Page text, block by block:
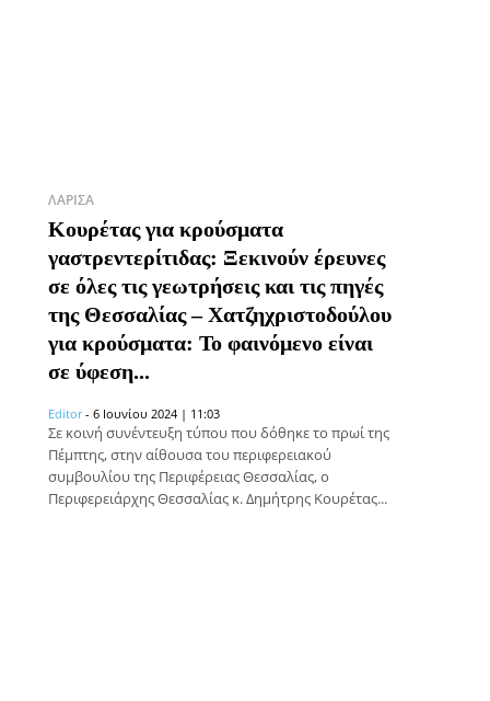
ΛΆΡΙΣΑ
Κουρέτας για κρούσματα
γαστρεντερίτιδας: Ξεκινούν έρευνες
σε όλες τις γεωτρήσεις και τις πηγές
της Θεσσαλίας – Χατζηχριστοδούλου
για κρούσματα: Το φαινόμενο είναι
σε ύφεση...
Editor - 6 Ιουνίου 2024 | 11:03
Σε κοινή συνέντευξη τύπου που δόθηκε το πρωί της
Πέμπτης, στην αίθουσα του περιφερειακού
συμβουλίου της Περιφέρειας Θεσσαλίας, ο
Περιφερειάρχης Θεσσαλίας κ. Δημήτρης Κουρέτας...